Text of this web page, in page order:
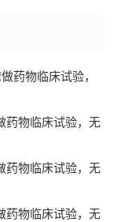
药物临床试验，
药物临床试验，无
药物临床试验，无
药物临床试验，无